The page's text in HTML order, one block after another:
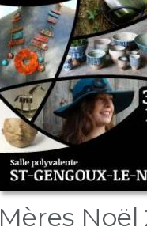
Mères Noël